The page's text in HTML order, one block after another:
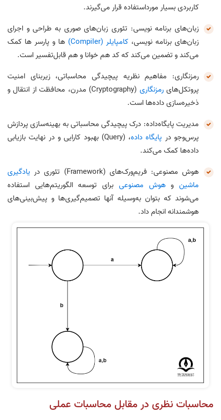
کاربردی بسیار مورداستفاده قرار می‌گیرند.
زبان‌های برنامه‌ نویسی: تئوری زبان‌های صوری به طراحی و اجرای
زبان‌های برنامه‌ نویسی، کامپایلر (Compiler)
ها و پارسر ها کمک
می‌کند و تضمین می‌کند که کد هم خوانا و هم قابل‌تفسیر است.
رمزنگاری: مفاهیم نظریه پیچیدگی محاسباتی، زیربنای امنیت
پروتکل‌هایرمزنگاری
(Cryptography) مدرن، محافظت از انتقال و
ذخیره‌سازی داده‌ها است.
مدیریت پایگاه‌داده: درک پیچیدگی محاسباتی به بهینه‌سازی پردازش
پرس‌وجو در پایگاه داده
، (Query) بهبود کارایی و در نهایت بازیابی
داده‌ها کمک می‌کند.
هوش مصنوعی: فریم‌ورک‌های (Framework) تئوری در
یادگیری
ماشینوهوش مصنوعی برای توسعه الگوریتم‌هایی استفاده
می‌شوند که بتوان به‌وسیله آنها تصمیم‌گیری‌ها و پیش‌بینی‌های
هوشمندانه انجام داد.
محاسبات نظری در مقابل محاسبات عملی